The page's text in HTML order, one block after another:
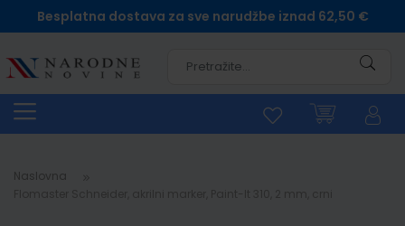
Besplatna dostava za sve narudžbe iznad 62,50 €
Naslovna